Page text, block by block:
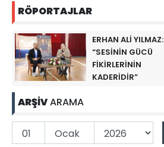
RÖPORTAJLAR
ERHAN ALİ YILMAZ:
“SESİNİN GÜCÜ
FİKİRLERİNİN
KADERİDİR”
ARŞİVARAMA